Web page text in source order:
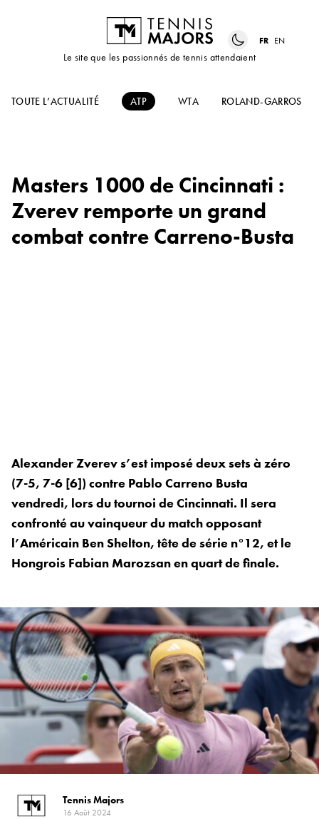
Le site que les passionnés de tennis attendaient
FR EN
TOUTE L’ACTUALITÉ ATP WTA ROLAND-GARROS
Masters 1000 de Cincinnati :
Zverev remporte un grand
combat contre Carreno-Busta
Alexander Zverev s’est imposé deux sets à zéro
(7-5, 7-6 [6]) contre Pablo Carreno Busta
vendredi, lors du tournoi de Cincinnati. Il sera
confronté au vainqueur du match opposant
l’Américain Ben Shelton, tête de série n°12, et le
Hongrois Fabian Marozsan en quart de finale.
Tennis Majors
16 Août 2024